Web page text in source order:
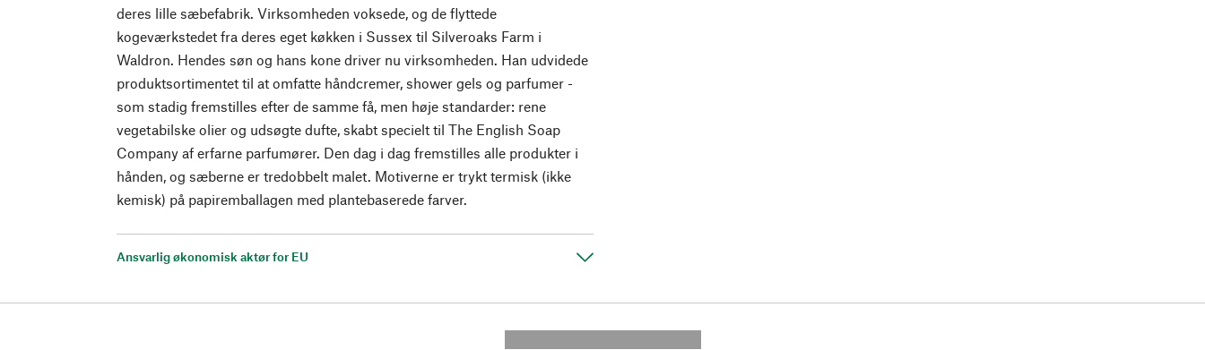
deres lille sæbefabrik. Virksomheden voksede, og de flyttede
kogeværkstedet fra deres eget køkken i Sussex til Silveroaks Farm i
Waldron. Hendes søn og hans kone driver nu virksomheden. Han udvidede
produktsortimentet til at omfatte håndcremer, shower gels og parfumer -
som stadig fremstilles efter de samme få, men høje standarder: rene
vegetabilske olier og udsøgte dufte, skabt specielt til The English Soap
Company af erfarne parfumører. Den dag i dag fremstilles alle produkter i
hånden, og sæberne er tredobbelt malet. Motiverne er trykt termisk (ikke
kemisk) på papiremballagen med plantebaserede farver.
Ansvarlig økonomisk aktør for EU